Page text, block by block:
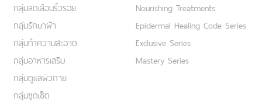
กลุ่มลดเลือนริ้วรอย
กลุ่มรักษาฝ้า
กลุ่มทำความสะอาด
กลุ่มอาหารเสริม
กลุ่มดูแลผิวกาย
กลุ่มชุดเซ็ต
Nourishing Treatments
Epidermal Healing Code Series
Exclusive Series
Mastery Series